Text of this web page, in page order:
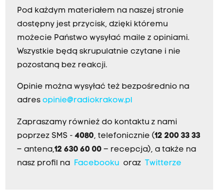
Pod każdym materiałem na naszej stronie
dostępny jest przycisk, dzięki któremu
możecie Państwo wysyłać maile z opiniami.
Wszystkie będą skrupulatnie czytane i nie
pozostaną bez reakcji.
Opinie można wysyłać też bezpośrednio na
adres opinie@radiokrakow.pl
Zapraszamy również do kontaktu z nami
poprzez SMS - 4080, telefonicznie (12 200 33 33
– antena,12 630 60 00 – recepcja), a także na
nasz profil na
Facebookuoraz Twitterze